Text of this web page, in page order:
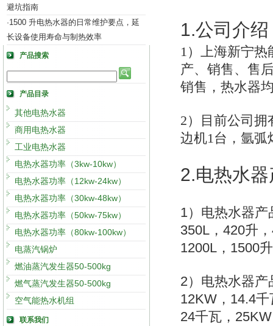
避坑指南
·1500 升电热水器的日常维护要点，延
长设备使用寿命与制热效率
产品搜索
产品目录
其他电热水器
商用电热水器
工业电热水器
电热水器功率（3kw-10kw）
电热水器功率（12kw-24kw）
电热水器功率（30kw-48kw）
电热水器功率（50kw-75kw）
电热水器功率（80kw-100kw）
电蒸汽锅炉
燃油蒸汽发生器50-500kg
燃气蒸汽发生器50-500kg
空气能热水机组
联系我们
1.公司介绍
1）上海新宁
产、销售、售
销售，热水器
2）目前公司拥
边机1台，氩弧
2.电热水
1）电热水器产
350L ， 420升 ，
1200L ， 1500升
2）电热水器产
12KW ， 14.4千
24千瓦， 25KW